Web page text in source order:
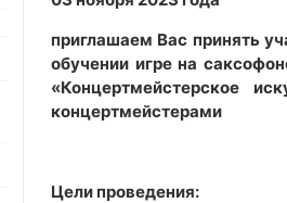
приглашаем Вас принять
обучении игре на
«Концертмейстерское
концертмейстерами
Цели проведения: